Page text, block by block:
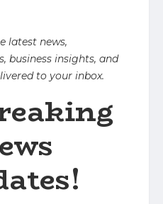
latest news,
business insights, and
to your inbox.